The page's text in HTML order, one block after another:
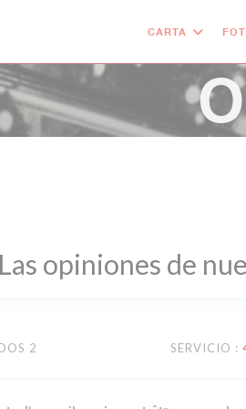
CARTA
Las opiniones de
2 SERVICIO :